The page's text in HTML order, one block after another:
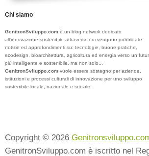
Chi siamo
GenitronSviluppo.com è un blog network dedicato
all’innovazione sostenibile attraverso cui vengono pubblicate
notizie ed approfondimenti su: tecnologie, buone pratiche,
ecodesign, bioarchitettura, agricoltura ed energia verso un
più intelligente e sostenibile, ma non solo...
GenitronSviluppo.com vuole essere sostegno per aziende,
istituzioni e processi culturali di innovazione per uno sviluppo
sostenibile locale, nazionale e sociale.
Copyright © 2026
GenitronSviluppo.com è iscritto nel